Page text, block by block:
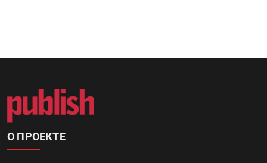
О ПРОЕКТЕ